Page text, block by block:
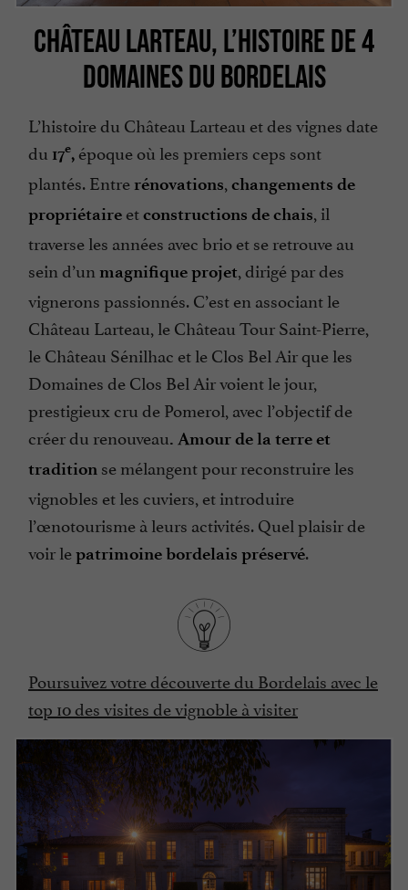
CHÂTEAU LARTEAU, L’HISTOIRE DE 4
DOMAINES DU BORDELAIS
L’histoire du Château Larteau et des vignes date
du 17e, époque où les premiers ceps sont
plantés. Entre rénovations, changements de
propriétaire etconstructions de chais, il
traverse les années avec brio et se retrouve au
sein d’un magnifique projet, dirigé par des
vignerons passionnés. C’est en associant le
Château Larteau, le Château Tour Saint-Pierre,
le Château Sénilhac et le Clos Bel Air que les
Domaines de Clos Bel Air voient le jour,
prestigieux cru de Pomerol, avec l’objectif de
créer du renouveau. Amour de la terre et
tradition se mélangent pour reconstruire les
vignobles et les cuviers, et introduire
l’œnotourisme à leurs activités. Quel plaisir de
voir lepatrimoine bordelais préservé.
Poursuivez votre découverte du Bordelais avec le
top 10 des visites de vignoble à visiter